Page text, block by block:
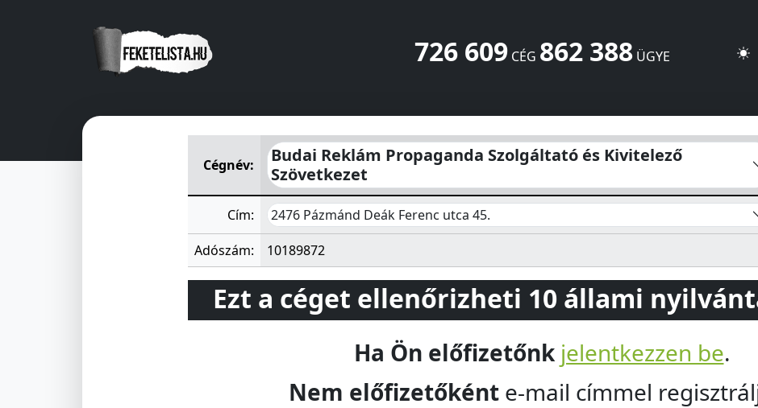
726 609CÉG 862 388ÜGYE
Budai Reklám Propaganda Szolgáltató és Kivitelező SzövetkezetDeák Ferenc utca 45.
Cégnév:
Budai Reklám Propaganda Szolgáltató és Kivitelező
Szövetkezet
Cím: 2476 Pázmánd Deák Ferenc utca 45.
Adószám: 10189872
Ezt a céget ellenőrizheti 10 állami
Ha Ön előfizetőnk jelentkezzen be.
Nem előfizetőként e-mail címmel